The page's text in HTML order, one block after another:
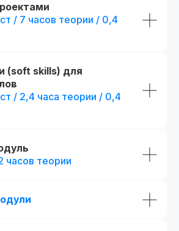
/ 7 часов теории / 0,4
(soft skills) для
/ 2,4 часа теории / 0,4
часов теории
Попробовать 48
бесплатно